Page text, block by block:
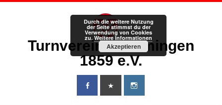
Zum
Turnverein Memmingen
1859 e.V.
Durch die weitere Nutzung
der Seite stimmst du der
Verwendung von Cookies
zu. Weitere Informationen
Akzeptieren